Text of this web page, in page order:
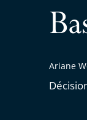
Ariane